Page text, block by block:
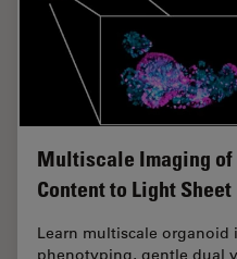
Multiscale Imaging of
Content to Light Sheet
Learn multiscale
phenotyping, gentle dual